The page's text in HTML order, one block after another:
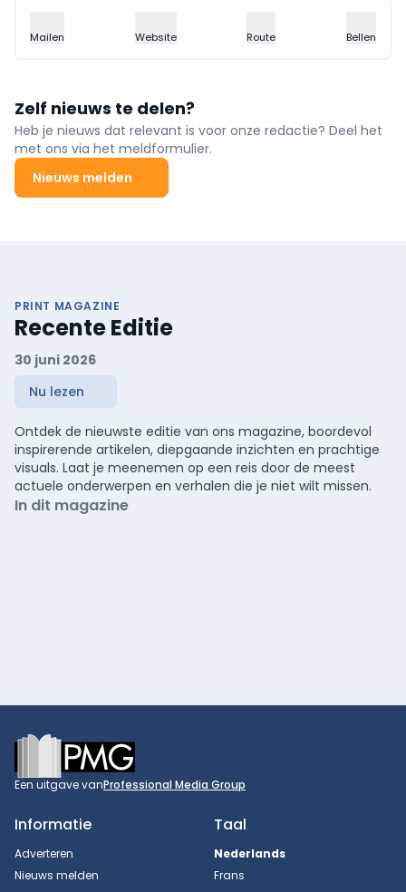
Mailen Website Route Bellen
Zelf nieuws te delen?
Heb je nieuws dat relevant is voor onze redactie? Deel het
met ons via het meldformulier.
Nieuws melden
PRINT MAGAZINE
Recente Editie
30 juni 2026
Nu lezen
Ontdek de nieuwste editie van ons magazine, boordevol
inspirerende artikelen, diepgaande inzichten en prachtige
visuals. Laat je meenemen op een reis door de meest
actuele onderwerpen en verhalen die je niet wilt missen.
In dit magazine
Footer
Een uitgave vanProfessional Media Group
Informatie
Adverteren
Nieuws melden
Taal
Nederlands
Frans